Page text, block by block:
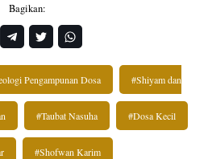
Bagikan:
Pengampunan Dosa #Shiyam dan
#Taubat Nasuha #Dosa Kecil
#Shofwan Karim